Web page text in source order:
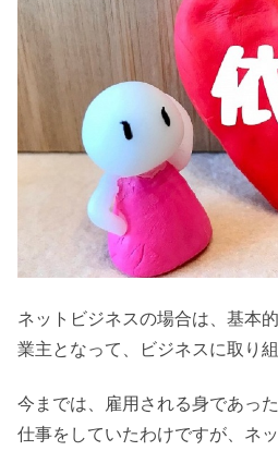
ネットビジネスの場合は、基本
業主となって、ビジネスに取り組
今までは、雇用される身であっ
仕事をしていたわけですが、ネ